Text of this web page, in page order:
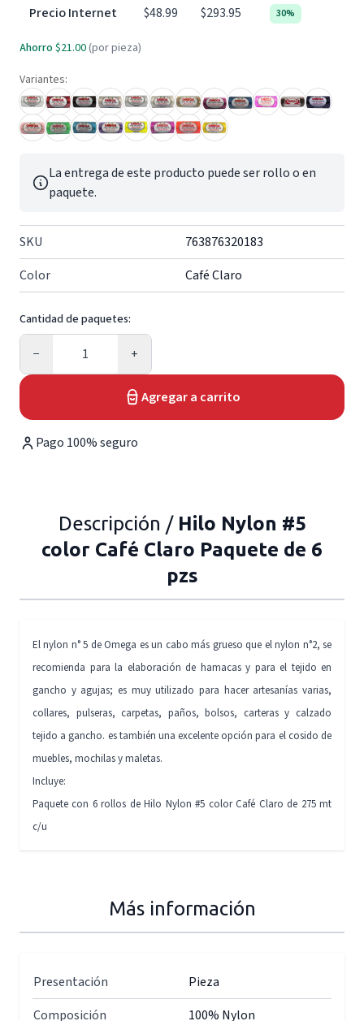
Precio Internet $48.99 $293.95 30%
Ahorro $21.00 (por pieza)
Variantes:
La entrega de este producto puede ser rollo o en
paquete.
SKU
763876320183
Color
Café Claro
Cantidad de paquetes:
−
Cantidad
+
Agregar a carrito
Pago 100% seguro
Descripción / Hilo Nylon #5
color Café Claro Paquete de 6
pzs
El nylon n° 5 de Omega es un cabo más grueso que el nylon n°2, se
recomienda para la elaboración de hamacas y para el tejido en
gancho y agujas; es muy utilizado para hacer artesanías varias,
collares, pulseras, carpetas, paños, bolsos, carteras y calzado
tejido a gancho. es también una excelente opción para el cosido de
muebles, mochilas y maletas.
Incluye:
Paquete con 6 rollos de Hilo Nylon #5 color Café Claro de 275 mt
c/u
Más información
Presentación
Pieza
Composición
100% Nylon